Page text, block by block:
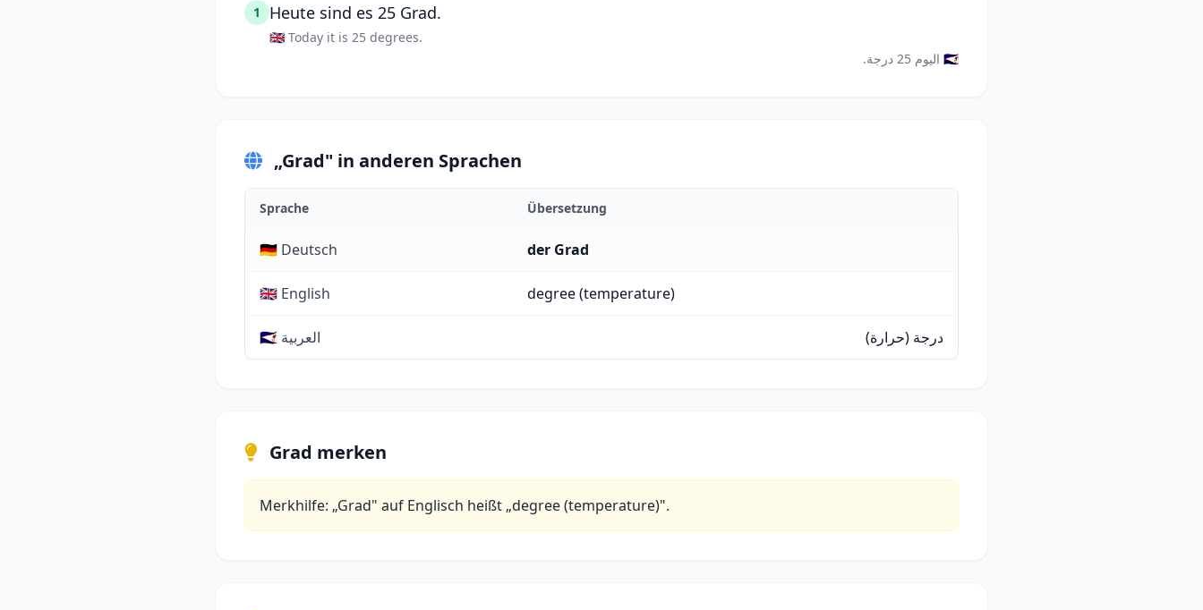
1 Heute sind es 25 Grad.
🇬🇧 Today it is 25 degrees.
🇸🇦 اليوم 25 درجة.
„Grad" in anderen Sprachen
Sprache Übersetzung
🇩🇪 Deutsch der Grad
🇬🇧 English degree (temperature)
🇸🇦 العربية درجة (حرارة)
Grad merken
Merkhilfe: „Grad" auf Englisch heißt „degree (temperature)".